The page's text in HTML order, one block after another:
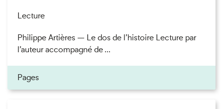
Lecture
Philippe Artières — Le dos de l’histoire Lecture par
l’auteur accompagné de ...
Pages